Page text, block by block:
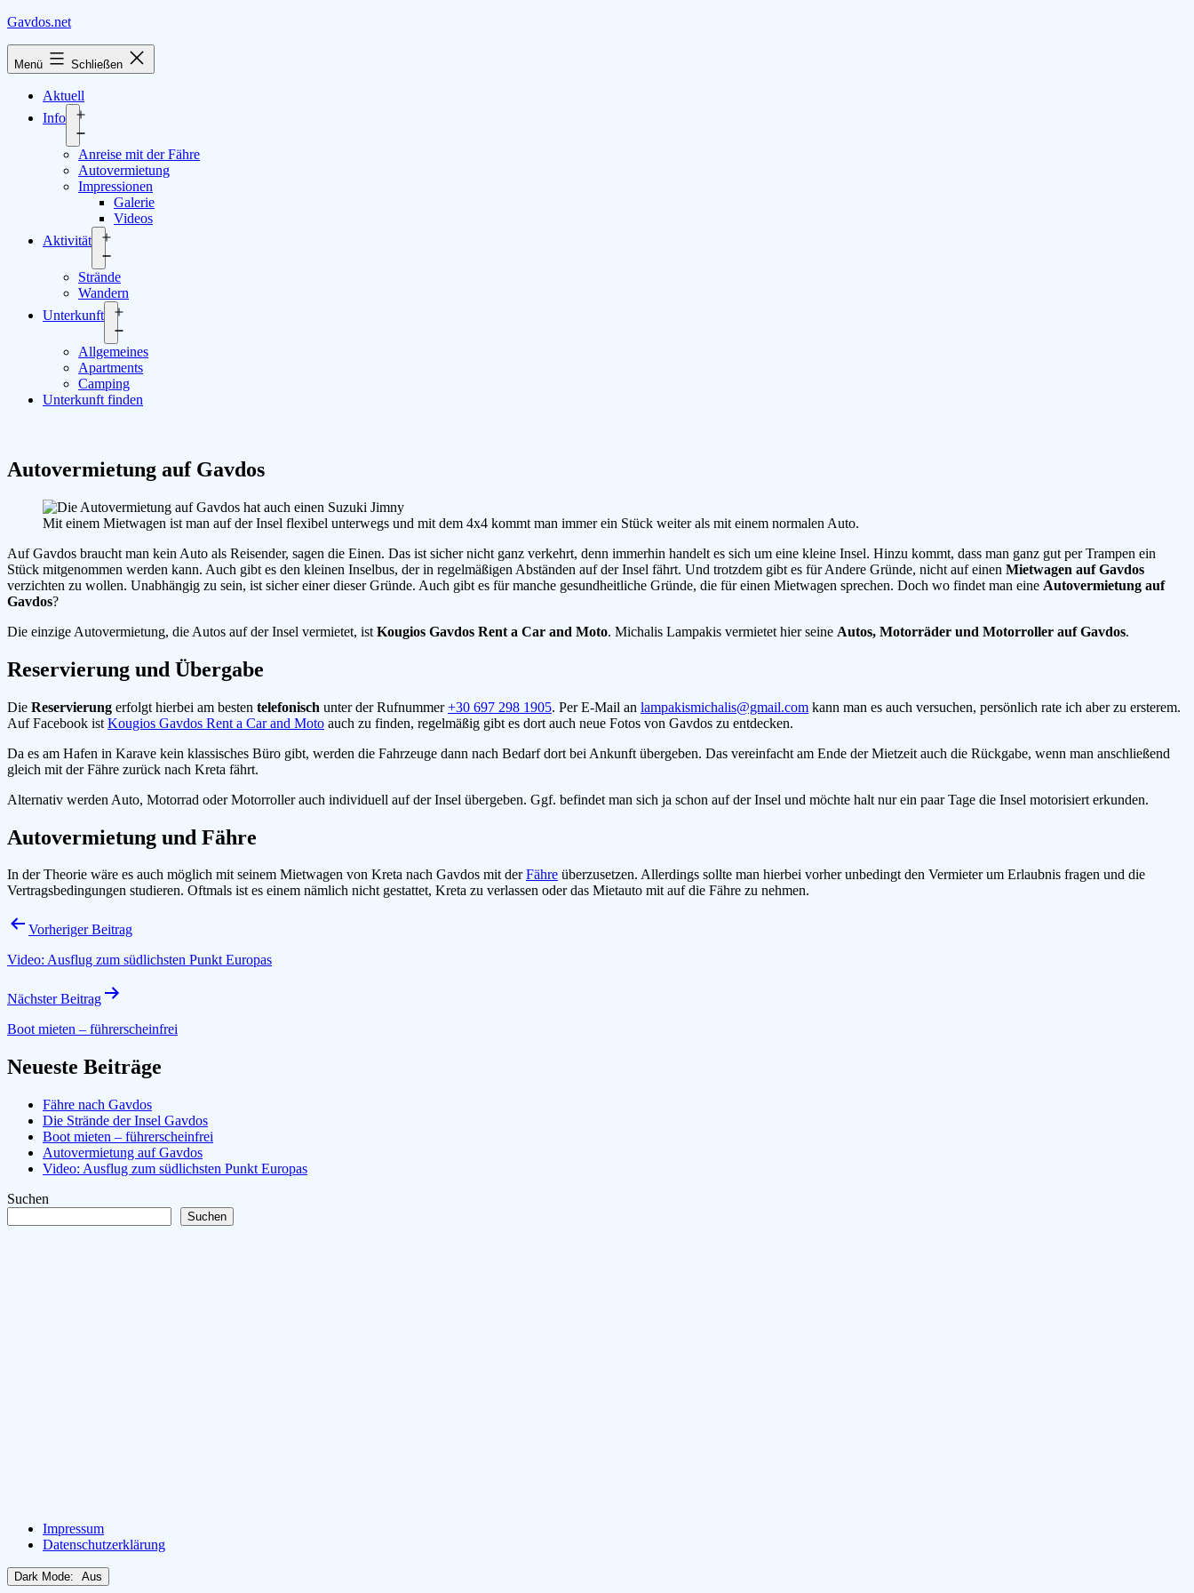
Zum
springen
Gavdos.net
Menü Schließen
Aktuell
Info
Menü
öffnen
Anreise mit der Fähre
Autovermietung
Impressionen
Galerie
Videos
Aktivität
Menü
öffnen
Strände
Wandern
Unterkunft
Menü
öffnen
Allgemeines
Apartments
Camping
Unterkunft finden
Autovermietung auf Gavdos
Mit einem Mietwagen ist man auf der Insel flexibel unterwegs und mit dem 4x4 kommt man immer ein Stück weiter als mit einem normalen Auto.
Auf Gavdos braucht man kein Auto als Reisender, sagen die Einen. Das ist sicher nicht ganz verkehrt, denn immerhin handelt es sich um eine kleine Insel. Hinzu kommt, dass man ganz gut per Trampen ein
Stück mitgenommen werden kann. Auch gibt es den kleinen Inselbus, der in regelmäßigen Abständen auf der Insel fährt. Und trotzdem gibt es für Andere Gründe, nicht auf einen Mietwagen auf Gavdos
verzichten zu wollen. Unabhängig zu sein, ist sicher einer dieser Gründe. Auch gibt es für manche gesundheitliche Gründe, die für einen Mietwagen sprechen. Doch wo findet man eine Autovermietung auf
Gavdos?
Die einzige Autovermietung, die Autos auf der Insel vermietet, ist Kougios Gavdos Rent a Car and Moto. Michalis Lampakis vermietet hier seine Autos, Motorräder und Motorroller auf Gavdos.
Reservierung und Übergabe
Die Reservierung erfolgt hierbei am besten telefonisch unter der Rufnummer+30 697 298 1905. Per E-Mail an lampakismichalis@gmail.com kann man es auch versuchen, persönlich rate ich aber zu ersterem.
Auf Facebook ist Kougios Gavdos Rent a Car and Moto auch zu finden, regelmäßig gibt es dort auch neue Fotos von Gavdos zu entdecken.
Da es am Hafen in Karave kein klassisches Büro gibt, werden die Fahrzeuge dann nach Bedarf dort bei Ankunft übergeben. Das vereinfacht am Ende der Mietzeit auch die Rückgabe, wenn man anschließend
gleich mit der Fähre zurück nach Kreta fährt.
Alternativ werden Auto, Motorrad oder Motorroller auch individuell auf der Insel übergeben. Ggf. befindet man sich ja schon auf der Insel und möchte halt nur ein paar Tage die Insel motorisiert erkunden.
Autovermietung und Fähre
In der Theorie wäre es auch möglich mit seinem Mietwagen von Kreta nach Gavdos mit derFähre überzusetzen. Allerdings sollte man hierbei vorher unbedingt den Vermieter um Erlaubnis fragen und die
Vertragsbedingungen studieren. Oftmals ist es einem nämlich nicht gestattet, Kreta zu verlassen oder das Mietauto mit auf die Fähre zu nehmen.
Beitragsnavigation
Vorheriger Beitrag
Video: Ausflug zum südlichsten Punkt Europas
Nächster Beitrag
Boot mieten – führerscheinfrei
Neueste Beiträge
Fähre nach Gavdos
Die Strände der Insel Gavdos
Boot mieten – führerscheinfrei
Autovermietung auf Gavdos
Video: Ausflug zum südlichsten Punkt Europas
Suchen
Suchen
Impressum
Datenschutzerklärung
Dark Mode: